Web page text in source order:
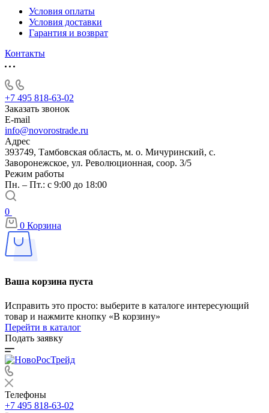
Условия оплаты
Условия доставки
Гарантия и возврат
Контакты
+7 495 818-63-02
Заказать звонок
E-mail
info@novorostrade.ru
Адрес
393749, Тамбовская область, м. о. Мичуринский, с.
Заворонежское, ул. Революционная, соор. 3/5
Режим работы
Пн. – Пт.: с 9:00 до 18:00
0
0 Корзина
Ваша корзина пуста
Исправить это просто: выберите в каталоге интересующий
товар и нажмите кнопку «В корзину»
Перейти в каталог
Подать заявку
Телефоны
+7 495 818-63-02